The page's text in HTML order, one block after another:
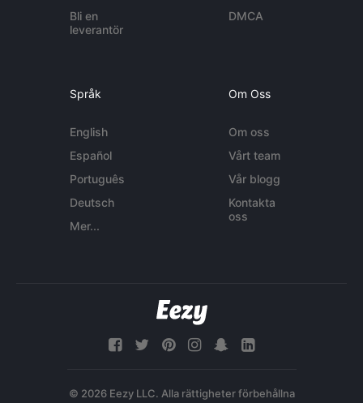
Bli en
leverantör
DMCA
Språk
English
Español
Português
Deutsch
Mer...
Om Oss
Om oss
Vårt team
Vår blogg
Kontakta
oss
© 2026 Eezy LLC. Alla rättigheter förbehållna